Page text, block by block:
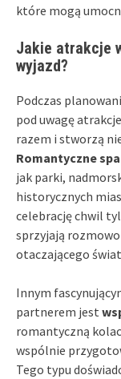
które mogą
Jakie atrakcje
wyjazd?
Podczas
pod uwagę
razem i stworzą
Romantyczne
jak parki,
historycznych
celebrację chwil
sprzyjają
otaczającego
Innym
partnerem jest
romantyczną
wspólnie
Tego typu